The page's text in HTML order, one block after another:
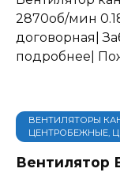
2870об/мин
договорная|
подробнее|
ВЕНТИЛЯТОРЫ
ЦЕНТРОБЕЖНЫЕ,
Вентилятор